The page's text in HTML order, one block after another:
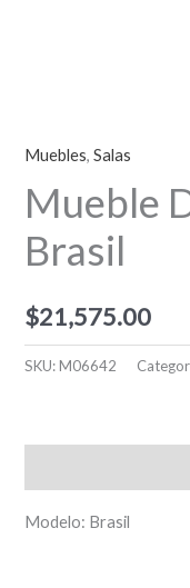
Muebles,Salas
Mueble
Brasil
$21,575.00
SKU:M06642
Modelo: Brasil